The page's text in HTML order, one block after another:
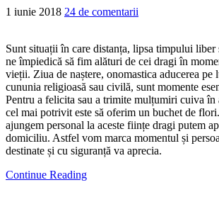
1 iunie 2018 24 de comentarii
Sunt situații în care distanța, lipsa timpului liber
ne împiedică să fim alături de cei dragi în
vieții. Ziua de naștere, onomastica aducerea pe
cununia religioasă sau civilă, sunt momente
Pentru a felicita sau a trimite mulțumiri cuiva în
cel mai potrivit este să oferim un buchet de
ajungem personal la aceste ființe dragi putem
domiciliu. Astfel vom marca momentul și
destinate și cu siguranță va aprecia.
Continue Reading